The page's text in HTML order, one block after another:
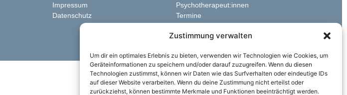
Zustimmung verwalten
Um dir ein optimales Erlebnis zu bieten, verwenden wir Technologien wie Cookies, um
Geräteinformationen zu speichern und/oder darauf zuzugreifen. Wenn du diesen
Technologien zustimmst, können wir Daten wie das Surfverhalten oder eindeutige IDs
auf dieser Website verarbeiten. Wenn du deine Zustimmung nicht erteilst oder
zurückziehst, können bestimmte Merkmale und Funktionen beeinträchtigt werden.
Impressum
Datenschutz
Psychotherapeut:innen
Termine